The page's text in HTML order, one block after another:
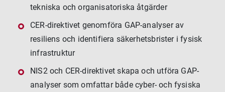
tekniska och organisatoriska åtgärder
CER-direktivet genomföra GAP-analyser av
resiliens och identifiera säkerhetsbrister i fysisk
infrastruktur
NIS2 och CER-direktivet skapa och utföra GAP-
analyser som omfattar både cyber- och fysiska